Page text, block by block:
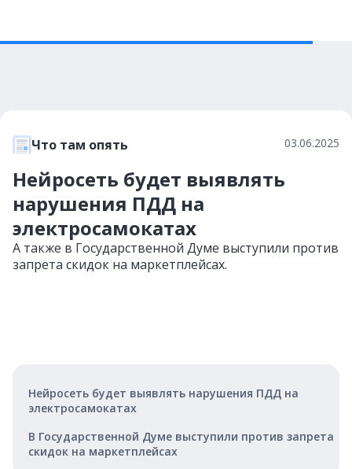
Что там опять 03.06.2025
Нейросеть будет выявлять
нарушения ПДД на
электросамокатах
А также в Государственной Думе выступили против
запрета скидок на маркетплейсах.
Нейросеть будет выявлять нарушения ПДД на
электросамокатах
В Государственной Думе выступили против запрета
скидок на маркетплейсах